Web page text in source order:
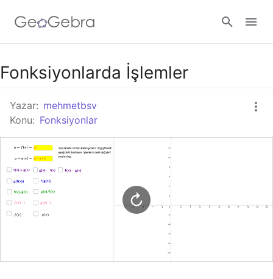
Google Classroom
GeoGebra Ders
Fonksiyonlarda İşlemler
Yazar: mehmetbsv
Konu: Fonksiyonlar